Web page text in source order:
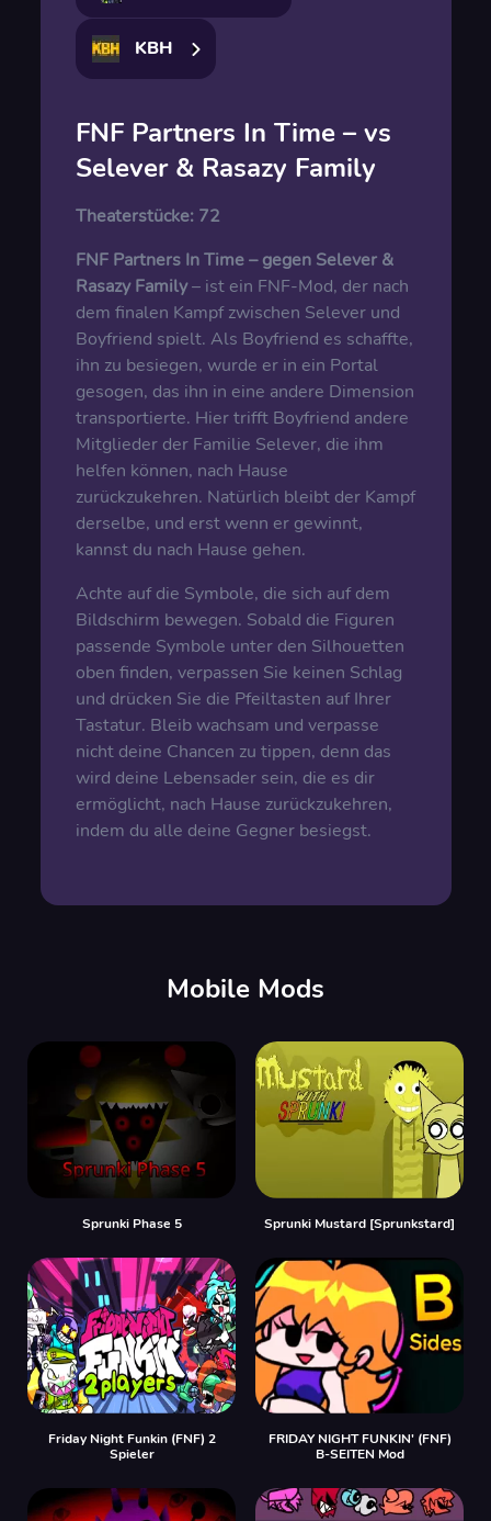
KBH
FNF Partners In Time – vs
Selever & Rasazy Family
Theaterstücke: 72
FNF Partners In Time – gegen Selever &
Rasazy Family– ist ein FNF-Mod, der nach
dem finalen Kampf zwischen Selever und
Boyfriend spielt. Als Boyfriend es schaffte,
ihn zu besiegen, wurde er in ein Portal
gesogen, das ihn in eine andere Dimension
transportierte. Hier trifft Boyfriend andere
Mitglieder der Familie Selever, die ihm
helfen können, nach Hause
zurückzukehren. Natürlich bleibt der Kampf
derselbe, und erst wenn er gewinnt,
kannst du nach Hause gehen.
Achte auf die Symbole, die sich auf dem
Bildschirm bewegen. Sobald die Figuren
passende Symbole unter den Silhouetten
oben finden, verpassen Sie keinen Schlag
und drücken Sie die Pfeiltasten auf Ihrer
Tastatur. Bleib wachsam und verpasse
nicht deine Chancen zu tippen, denn das
wird deine Lebensader sein, die es dir
ermöglicht, nach Hause zurückzukehren,
indem du alle deine Gegner besiegst.
Mobile Mods
Sprunki Phase 5 Sprunki Mustard [Sprunkstard]
Friday Night Funkin (FNF) 2
Spieler
FRIDAY NIGHT FUNKIN' (FNF)
B-SEITEN Mod